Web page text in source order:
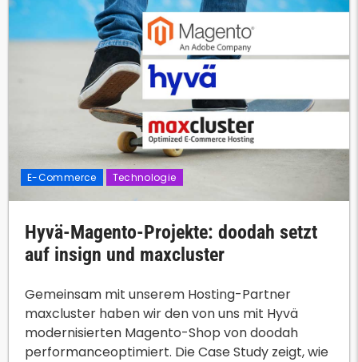
E-Commerce Technologie
Hyvä-Magento-Projekte: doodah setzt
auf insign und maxcluster
Gemeinsam mit unserem Hosting-Partner
maxcluster haben wir den von uns mit Hyvä
modernisierten Magento-Shop von doodah
performanceoptimiert. Die Case Study zeigt, wie